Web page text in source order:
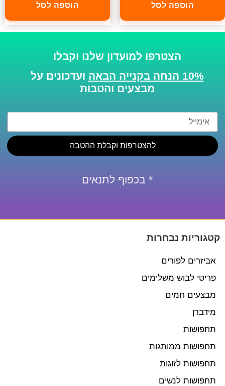
הוספה לסל הוספה לסל
הצטרפו למועדון שלנו וקבלו
10% הנחה בקנייה הבאה
ועדכונים על
מבצעים והטבות
להצטרפות וקבלת ההטבה
* בכפוף לתנאים
קטגוריות נבחרות
אביזרים לפורים
פריטי לבוש משלימים
מבצעים חמים
מידברן
תחפושות
תחפושות ממותגות
תחפושות לזוגות
תחפושות לנשים